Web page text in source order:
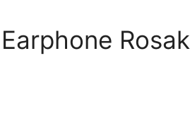
Rosak